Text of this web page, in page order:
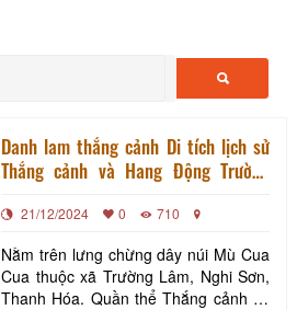
Danh lam thắng cảnh Di tích lịch sử
Thắng cảnh và Hang Động Trường
21/12/2024 0 710
Nằm trên lưng chừng dây núi Mù Cua
Cua thuộc xã Trường Lâm, Nghi Sơn,
Thanh Hóa. Quần thể Thắng cảnh và